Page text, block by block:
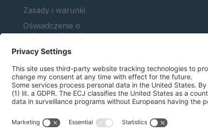
Zasady i warunki
Oświadczenie o
ochronie danych
cookie
Nadruk